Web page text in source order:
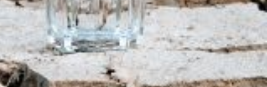
la situation honteuse de ce département,